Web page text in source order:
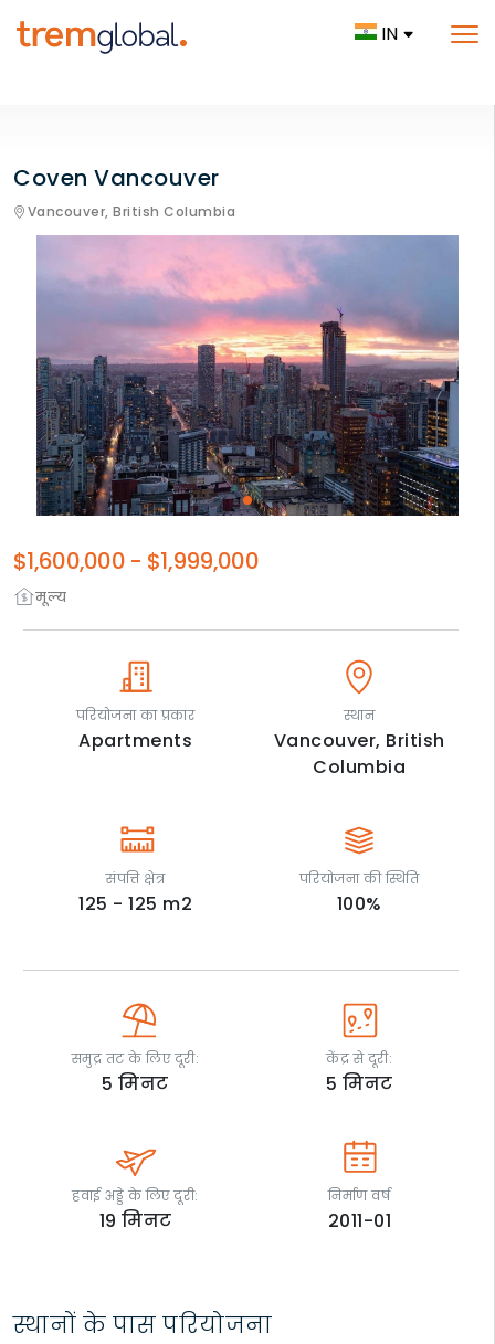
IN
Coven Vancouver
Vancouver, British Columbia
मूल्य
$1,600,000 - $1,999,000
परियोजना का प्रकार
Apartments
स्थान
Vancouver, British
Columbia
संपत्ति क्षेत्र
125 - 125 m2
परियोजना की स्थिति
100%
समुद्र तट के लिए दूरी:
5मिनट
केंद्र से दूरी:
5मिनट
हवाई अड्डे के लिए दूरी:
19मिनट
निर्माण वर्ष
2011-01
स्थानों के पास परियोजना